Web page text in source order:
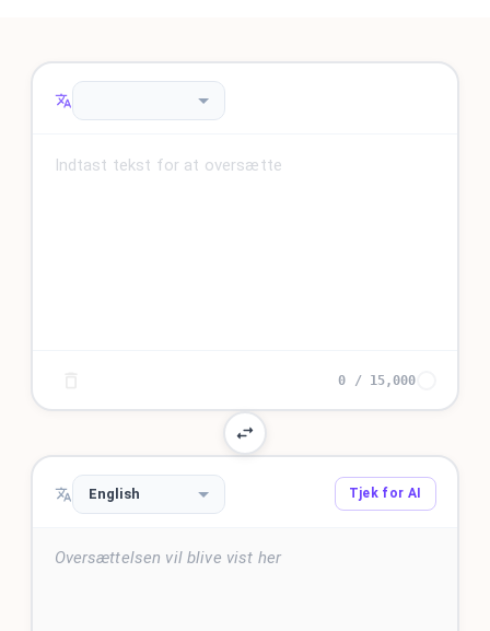
0 / 15,000
English Tjek for AI
Oversættelsen vil blive vist her